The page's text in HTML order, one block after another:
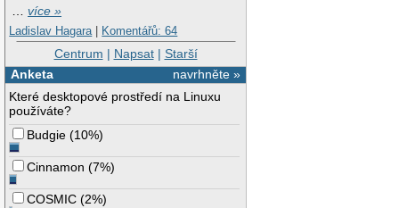
…více »
Ladislav Hagara | Komentářů: 64
Centrum | Napsat| Starší
navrhněte »
Anketa
Které desktopové prostředí na Linuxu
používáte?
Budgie (10%)
Cinnamon (7%)
COSMIC (2%)